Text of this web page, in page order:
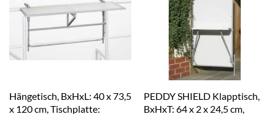
Hängetisch, BxHxL: 40 x 73,5
x 120 cm, Tischplatte:
PEDDY SHIELD Klapptisch,
BxHxT: 64 x 2 x 24,5 cm,